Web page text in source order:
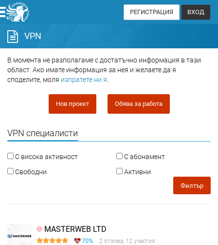
РЕГИСТРАЦИЯ ВХОД
VPN
В момента не разполагаме с достатъчно информация в тази
област. Ако имате информация за нея и желаете да я
споделите, моля изпратете ни я
Нов проект Обява за работа
VPN специалисти
С висока активност
С абонамент
Свободни
Активни
Филтър
MASTERWEB LTD
70% 2 отзива, 12 участия